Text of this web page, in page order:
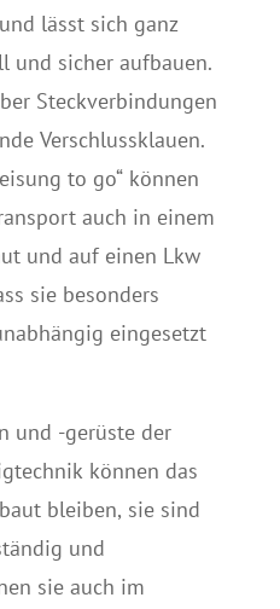
lässt sich ganz
und sicher aufbauen.
Steckverbindungen
Verschlussklauen.
to go“ können
auch in einem
und auf einen Lkw
sie besonders
eingesetzt
und -gerüste der
können das
bleiben, sie sind
und
sie auch im